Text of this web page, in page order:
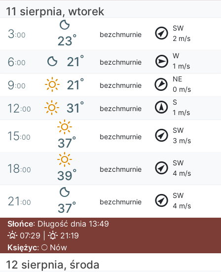
11 sierpnia, wtorek
3:00 23° bezchmurnie
SW
2 m/s
6:00 21° bezchmurnie
W
1 m/s
9:00 21° bezchmurnie
NE
0 m/s
12:00 31° bezchmurnie
S
1 m/s
15:00 37° bezchmurnie
SW
3 m/s
18:00 39° bezchmurnie
SW
4 m/s
21 :00 37° bezchmurnie
SW
4 m/s
Słońce: Długość dnia 13:49
07:29 |
21:19
Księżyc: Nów
12 sierpnia, środa